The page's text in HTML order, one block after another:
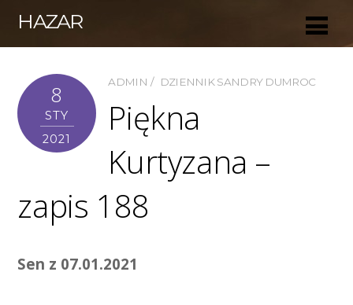
HAZAR
8
STY
2021
ADMIN DZIENNIK SANDRY DUMROC
Piękna
Kurtyzana –
zapis 188
Sen z 07.01.2021